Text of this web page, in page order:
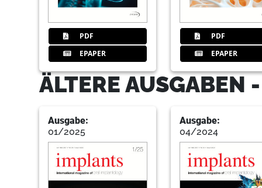
PDF
EPAPER
PDF
EPAPER
ÄLTERE AUSGABEN
Ausgabe:
01/2025
Ausgabe:
04/2024